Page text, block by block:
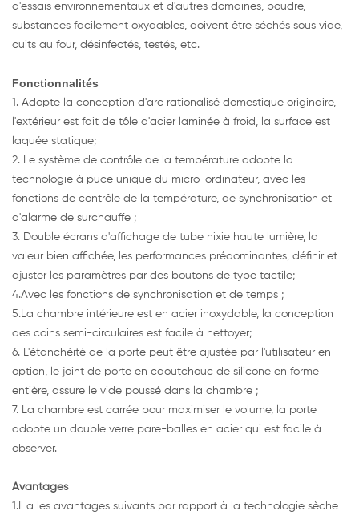
d'essais environnementaux et d'autres domaines, poudre,
substances facilement oxydables, doivent être séchés sous vide,
cuits au four, désinfectés, testés, etc.
Fonctionnalités
1. Adopte la conception d'arc rationalisé domestique originaire,
l'extérieur est fait de tôle d'acier laminée à froid, la surface est
laquée statique;
2. Le système de contrôle de la température adopte la
technologie à puce unique du micro-ordinateur, avec les
fonctions de contrôle de la température, de synchronisation et
d'alarme de surchauffe ;
3. Double écrans d'affichage de tube nixie haute lumière, la
valeur bien affichée, les performances prédominantes, définir et
ajuster les paramètres par des boutons de type tactile;
4.Avec les fonctions de synchronisation et de temps ;
5.La chambre intérieure est en acier inoxydable, la conception
des coins semi-circulaires est facile à nettoyer;
6. L'étanchéité de la porte peut être ajustée par l'utilisateur en
option, le joint de porte en caoutchouc de silicone en forme
entière, assure le vide poussé dans la chambre ;
7. La chambre est carrée pour maximiser le volume, la porte
adopte un double verre pare-balles en acier qui est facile à
observer.
Avantages
1.Il a les avantages suivants par rapport à la technologie sèche